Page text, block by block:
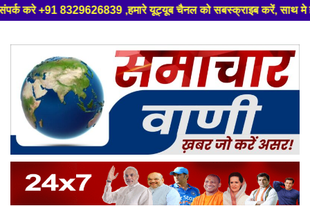
,हमारे यूट्यूब चैनल को सबस्क्राइब करें, साथ मे हमारे फेसबुक को
content